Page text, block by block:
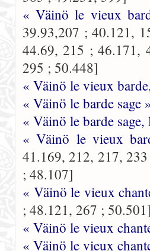
« Väinö le vieux
39.93,207 ; 40.121,
44.69, 215 ; 46.171,
295 ; 50.448]
« Väinö le vieux
« Väinö le barde sage
« Väinö le barde
« Väinö le vieux
41.169, 212, 217,
; 48.107]
« Väinö le vieux
; 48.121, 267 ;
« Väinö le vieux
« Väinö le vieux